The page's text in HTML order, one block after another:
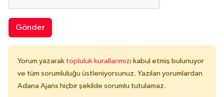
Gönder
Yorum yazarak topluluk kurallarımızı kabul etmiş bulunuyor
ve tüm sorumluluğu üstleniyorsunuz. Yazılan yorumlardan
Adana Ajans hiçbir şekilde sorumlu tutulamaz.